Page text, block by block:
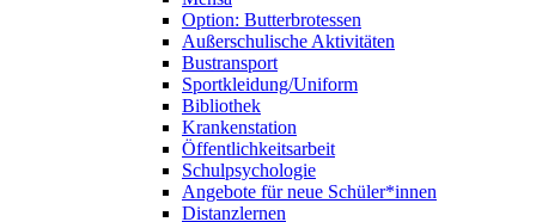
Option: Butterbrotessen
Außerschulische Aktivitäten
Bustransport
Sportkleidung/Uniform
Bibliothek
Krankenstation
Öffentlichkeitsarbeit
Schulpsychologie
Angebote für neue Schüler*innen
Distanzlernen